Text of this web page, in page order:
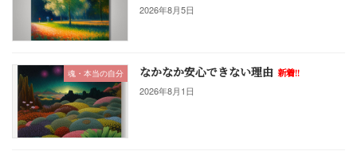
2026年8月5日
魂・本当の自分 なかなか安心できない理由 新着!!
2026年8月1日